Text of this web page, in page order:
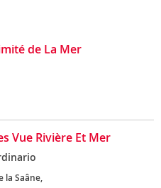
de La Mer
Vue Rivière Et Mer
la Saâne,